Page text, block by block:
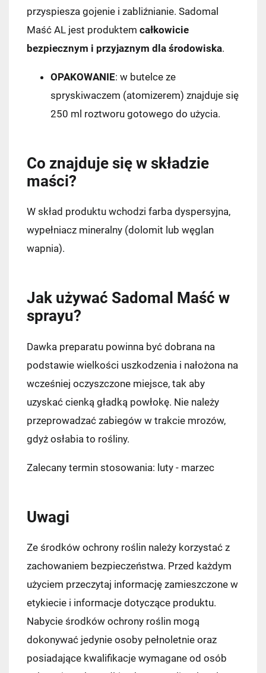
przyspiesza gojenie i zabliźnianie. Sadomal
Maść AL jest produktem całkowicie
bezpiecznym i przyjaznym dla środowiska.
OPAKOWANIE: w butelce ze
spryskiwaczem (atomizerem) znajduje się
250 ml roztworu gotowego do użycia.
Co znajduje się w składzie
maści?
W skład produktu wchodzi farba dyspersyjna,
wypełniacz mineralny (dolomit lub węglan
wapnia).
Jak używać Sadomal Maść w
sprayu?
Dawka preparatu powinna być dobrana na
podstawie wielkości uszkodzenia i nałożona na
wcześniej oczyszczone miejsce, tak aby
uzyskać cienką gładką powłokę. Nie należy
przeprowadzać zabiegów w trakcie mrozów,
gdyż osłabia to rośliny.
Zalecany termin stosowania: luty - marzec
Uwagi
Ze środków ochrony roślin należy korzystać z
zachowaniem bezpieczeństwa. Przed każdym
użyciem przeczytaj informację zamieszczone w
etykiecie i informacje dotyczące produktu.
Nabycie środków ochrony roślin mogą
dokonywać jedynie osoby pełnoletnie oraz
posiadające kwalifikacje wymagane od osób